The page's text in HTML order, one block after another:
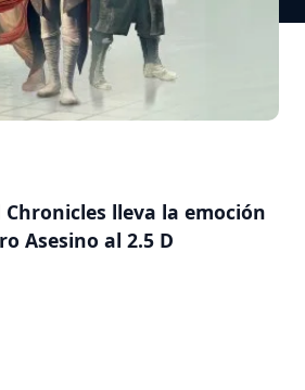
Chronicles lleva la emoción
Asesino al 2.5 D